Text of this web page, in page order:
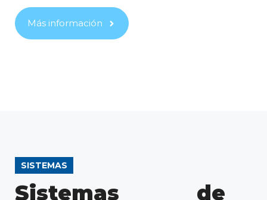
Más información
SISTEMAS
Sistemas de